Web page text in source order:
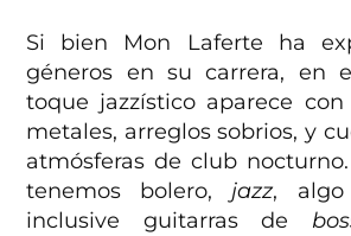
Si bien Mon Laferte ha
géneros en su carrera, en
toque jazzístico aparece
metales, arreglos sobrios, y
atmósferas de club
tenemos bolero, jazz,
inclusive guitarras de